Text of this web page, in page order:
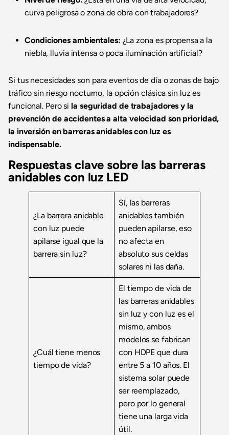
curva peligrosa o zona de obra con trabajadores?
Condiciones ambientales: ¿La zona es propensa a la
niebla, lluvia intensa o poca iluminación artificial?
Si tus necesidades son para eventos de día o zonas de bajo
tráfico sin riesgo nocturno, la opción clásica sin luz es
funcional. Pero si la seguridad de trabajadores y la
prevención de accidentes a alta velocidad son prioridad,
la inversión en barreras anidables con luz es
indispensable.
Respuestas clave sobre las barreras
anidables con luz LED
¿La barrera anidable
con luz puede
apilarse igual que la
barrera sin luz?
Sí, las barreras
anidables también
pueden apilarse, eso
no afecta en
absoluto sus celdas
solares ni las daña.
¿Cuál tiene menos
tiempo de vida?
El tiempo de vida de
las barreras anidables
sin luz y con luz es el
mismo, ambos
modelos se fabrican
con HDPE que dura
entre 5 a 10 años. El
sistema solar puede
ser reemplazado,
pero por lo general
tiene una larga vida
útil.